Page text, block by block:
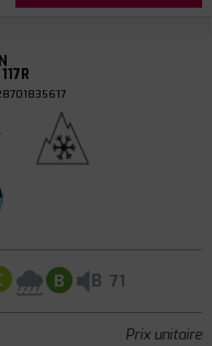
B B 71
Prix unitaire